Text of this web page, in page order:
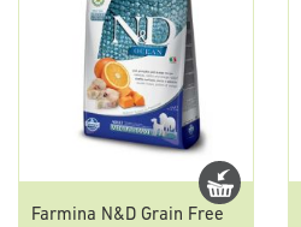
Farmina N&D Grain Free